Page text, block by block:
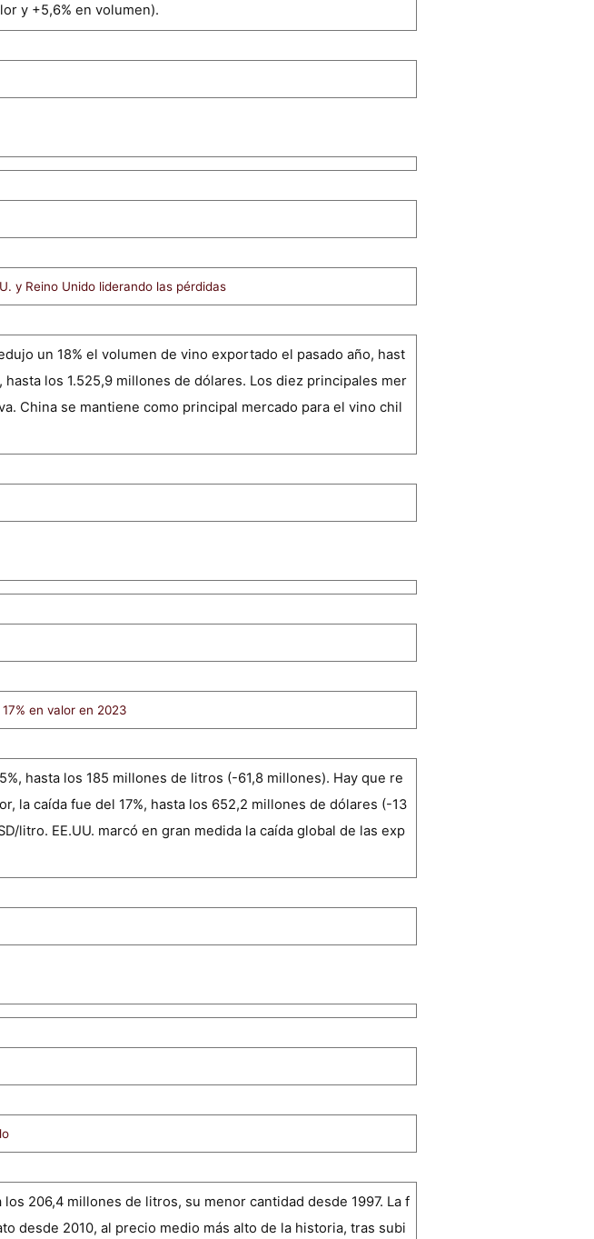
y +5,6% en volumen).
y Reino Unido liderando las pérdidas
un 18% el volumen de vino exportado el pasado año, hast
los 1.525,9 millones de dólares. Los diez principales mer
China se mantiene como principal mercado para el vino chil
en valor en 2023
hasta los 185 millones de litros (-61,8 millones). Hay que re
la caída fue del 17%, hasta los 652,2 millones de dólares (-13
litro. EE.UU. marcó en gran medida la caída global de las exp
206,4 millones de litros, su menor cantidad desde 1997. La f
desde 2010, al precio medio más alto de la historia, tras subi